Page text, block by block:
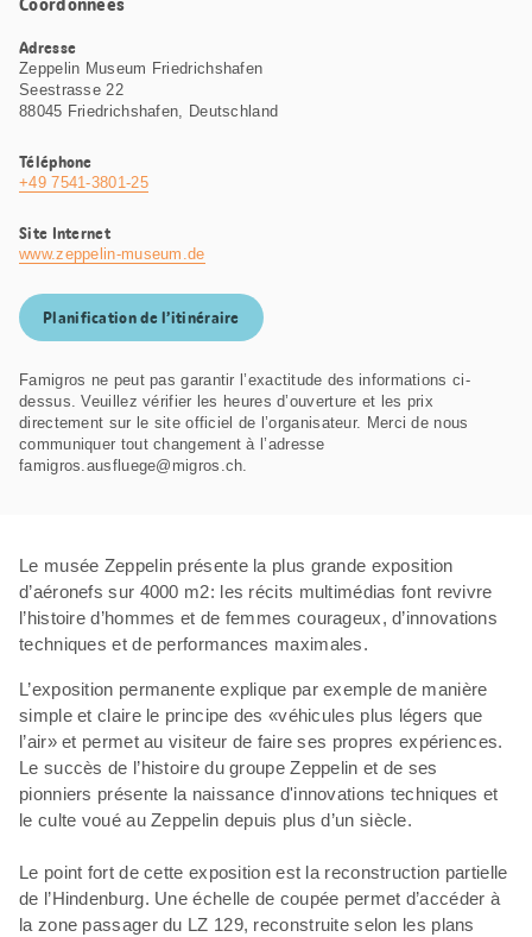
Adresse
Zeppelin Museum Friedrichshafen
Seestrasse 22
88045 Friedrichshafen, Deutschland
Téléphone
+49 7541-3801-25
Site Internet
www.zeppelin-museum.de
Planification de l’itinéraire
Famigros ne peut pas garantir l’exactitude des informations ci-
dessus. Veuillez vérifier les heures d’ouverture et les prix
directement sur le site officiel de l’organisateur. Merci de nous
communiquer tout changement à l’adresse
famigros.ausfluege@migros.ch.
Le musée Zeppelin présente la plus grande exposition
d’aéronefs sur 4000 m2: les récits multimédias font revivre
l’histoire d’hommes et de femmes courageux, d’innovations
techniques et de performances maximales.
L’exposition permanente explique par exemple de manière
simple et claire le principe des «véhicules plus légers que
l’air» et permet au visiteur de faire ses propres expériences.
Le succès de l’histoire du groupe Zeppelin et de ses
pionniers présente la naissance d'innovations techniques et
le culte voué au Zeppelin depuis plus d’un siècle.
Le point fort de cette exposition est la reconstruction partielle
de l’Hindenburg. Une échelle de coupée permet d’accéder à
la zone passager du LZ 129, reconstruite selon les plans